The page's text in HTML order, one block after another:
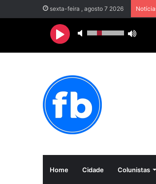
sexta-feira , agosto 7 2026
Home Cidade Colunistas